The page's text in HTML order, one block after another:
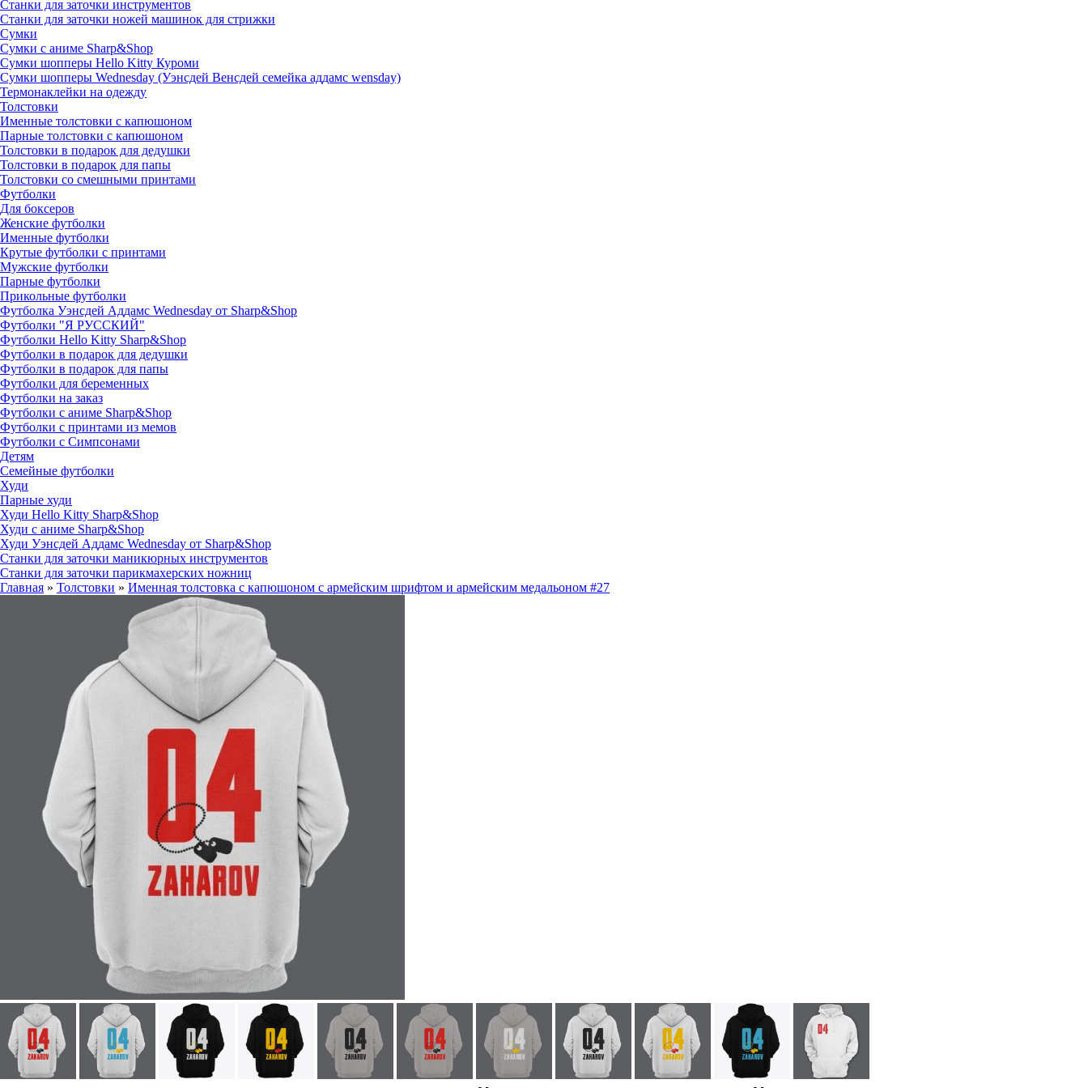
Станки для заточки инструментов
Станки для заточки ножей машинок для стрижки
Сумки
Сумки с аниме Sharp&Shop
Сумки шопперы Hello Kitty Куроми
Сумки шопперы Wednesday (Уэнсдей Венсдей семейка аддамс wensday)
Термонаклейки на одежду
Толстовки
Именные толстовки с капюшоном
Парные толстовки с капюшоном
Толстовки в подарок для дедушки
Толстовки в подарок для папы
Толстовки со смешными принтами
Футболки
Для боксеров
Женские футболки
Именные футболки
Крутые футболки с принтами
Мужские футболки
Парные футболки
Прикольные футболки
Футболка Уэнсдей Аддамс Wednesday от Sharp&Shop
Футболки "Я РУССКИЙ"
Футболки Hello Kitty Sharp&Shop
Футболки в подарок для дедушки
Футболки в подарок для папы
Футболки для беременных
Футболки на заказ
Футболки с аниме Sharp&Shop
Футболки с принтами из мемов
Футболки с Симпсонами
Детям
Семейные футболки
Худи
Парные худи
Худи Hello Kitty Sharp&Shop
Худи с аниме Sharp&Shop
Худи Уэнсдей Аддамс Wednesday от Sharp&Shop
Станки для заточки маникюрных инструментов
Станки для заточки парикмахерских ножниц
Главная » Толстовки » Именная толстовка с капюшоном с армейским шрифтом и армейским медальоном #27